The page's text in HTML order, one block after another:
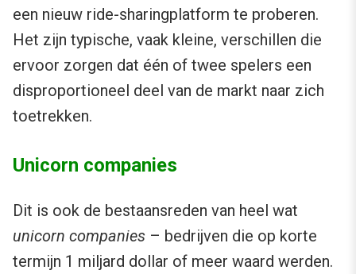
een nieuw ride-sharingplatform te proberen.
Het zijn typische, vaak kleine, verschillen die
ervoor zorgen dat één of twee spelers een
disproportioneel deel van de markt naar zich
toetrekken.
Unicorn companies
Dit is ook de bestaansreden van heel wat
unicorn companies – bedrijven die op korte
termijn 1 miljard dollar of meer waard werden.